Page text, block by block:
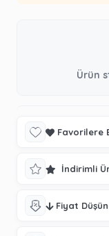
Ürün
Favorilere
İndirimli
Fiyat